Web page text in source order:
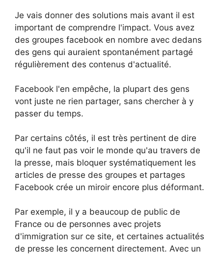
Je vais donner des solutions mais avant il est
important de comprendre l'impact. Vous avez
des groupes facebook en nombre avec dedans
des gens qui auraient spontanément partagé
régulièrement des contenus d'actualité.
Facebook l'en empêche, la plupart des gens
vont juste ne rien partager, sans chercher à y
passer du temps.
Par certains côtés, il est très pertinent de dire
qu'il ne faut pas voir le monde qu'au travers de
la presse, mais bloquer systématiquement les
articles de presse des groupes et partages
Facebook crée un miroir encore plus déformant.
Par exemple, il y a beaucoup de public de
France ou de personnes avec projets
d'immigration sur ce site, et certaines actualités
de presse les concernent directement. Avec un